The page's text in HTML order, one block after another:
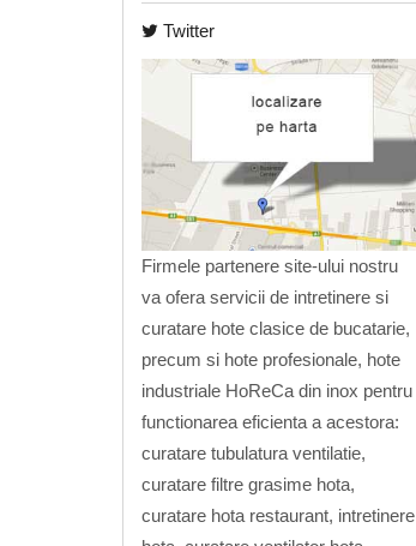
Twitter
Firmele partenere site-ului nostru
va ofera servicii de intretinere si
curatare hote clasice de bucatarie,
precum si hote profesionale, hote
industriale HoReCa din inox pentru
functionarea eficienta a acestora:
curatare tubulatura ventilatie,
curatare filtre grasime hota,
curatare hota restaurant, intretinere